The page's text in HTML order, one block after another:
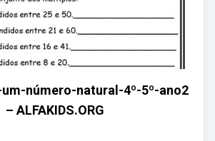
número-natural-4º-5º-ano2
– ALFAKIDS.ORG